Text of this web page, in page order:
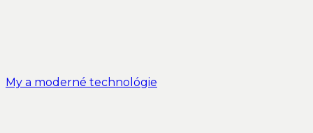
My a moderné technológie